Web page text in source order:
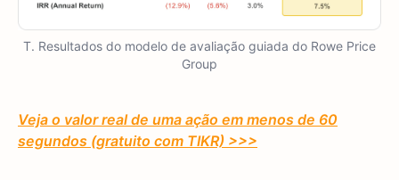
T. Resultados do modelo de avaliação guiada do Rowe Price
Group
Veja o valor real de uma ação em menos de 60
segundos (gratuito com TIKR) >>>